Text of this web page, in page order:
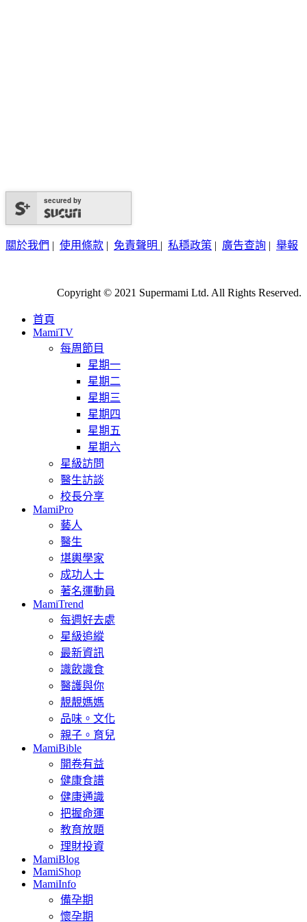
secured by
關於我們 | 使用條款 | 免責聲明 | 私穩政策 | 廣告查詢 | 舉報
Copyright © 2021 Supermami Ltd. All Rights Reserved.
首頁
MamiTV
每周節目
星期一
星期二
星期三
星期四
星期五
星期六
星級訪問
醫生訪談
校長分享
MamiPro
藝人
醫生
堪輿學家
成功人士
著名運動員
MamiTrend
每週好去處
星級追縱
最新資訊
識飲識食
醫護與你
靚靚媽媽
品味。文化
親子。育兒
MamiBible
開卷有益
健康食譜
健康通識
把握命運
教育放題
理財投資
MamiBlog
MamiShop
MamiInfo
備孕期
懷孕期